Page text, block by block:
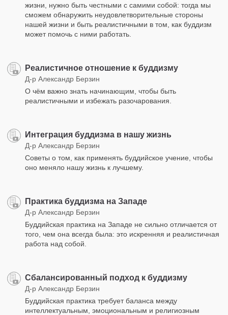
жизни, нужно быть честными с самими собой: тогда мы
сможем обнаружить неудовлетворительные стороны
нашей жизни и быть реалистичными в том, как буддизм
может помочь с ними работать.
Реалистичное отношение к буддизму
Д-р Александр Берзин
О чём важно знать начинающим, чтобы быть
реалистичными и избежать разочарования.
Интеграция буддизма в нашу жизнь
Д-р Александр Берзин
Советы о том, как применять буддийское учение, чтобы
оно меняло нашу жизнь к лучшему.
Практика буддизма на Западе
Д-р Александр Берзин
Буддийская практика на Западе не сильно отличается от
того, чем она всегда была: это искренняя и реалистичная
работа над собой.
Сбалансированный подход к буддизму
Д-р Александр Берзин
Буддийская практика требует баланса между
интеллектуальным, эмоциональным и религиозным